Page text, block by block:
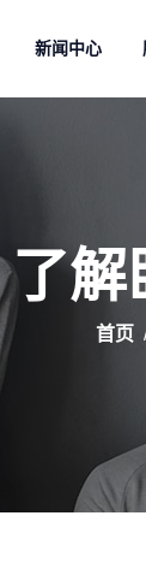
新闻中心
了解
首页